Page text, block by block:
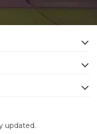
updated.